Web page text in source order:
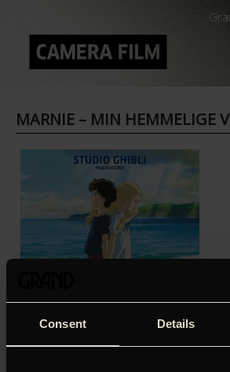
Consent Details
MARNIE – MIN HEMMELIGE